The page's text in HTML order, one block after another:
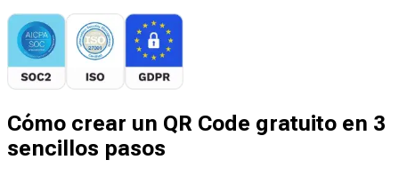
Cómo crear un QR Code gratuito en 3
sencillos pasos